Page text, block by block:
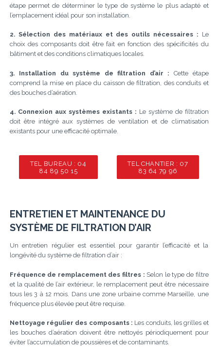
étape permet de déterminer le type de système le plus adapté et
l’emplacement idéal pour son installation.
2. Sélection des matériaux et des outils nécessaires : Le
choix des composants doit être fait en fonction des spécificités du
bâtiment et des conditions climatiques locales.
3. Installation du système de filtration d’air : Cette étape
comprend la mise en place du caisson de filtration, des conduits et
des bouches d’aération.
4. Connexion aux systèmes existants : Le système de filtration
doit être intégré aux systèmes de ventilation et de climatisation
existants pour une efficacité optimale.
TEL BUREAU : 04
84 89 50 15
TEL CHANTIER : 07
83 64 79 96
ENTRETIEN ET MAINTENANCE DU
SYSTÈME DE FILTRATION D’AIR
Un entretien régulier est essentiel pour garantir l’efficacité et la
longévité du système de filtration d’air :
Fréquence de remplacement des filtres : Selon le type de filtre
et la qualité de l’air extérieur, le remplacement peut être nécessaire
tous les 3 à 12 mois. Dans une zone urbaine comme Marseille, une
fréquence plus élevée peut être requise.
Nettoyage régulier des composants : Les conduits, les grilles et
les bouches d’aération doivent être nettoyés périodiquement pour
éviter l’accumulation de poussières et de contaminants.